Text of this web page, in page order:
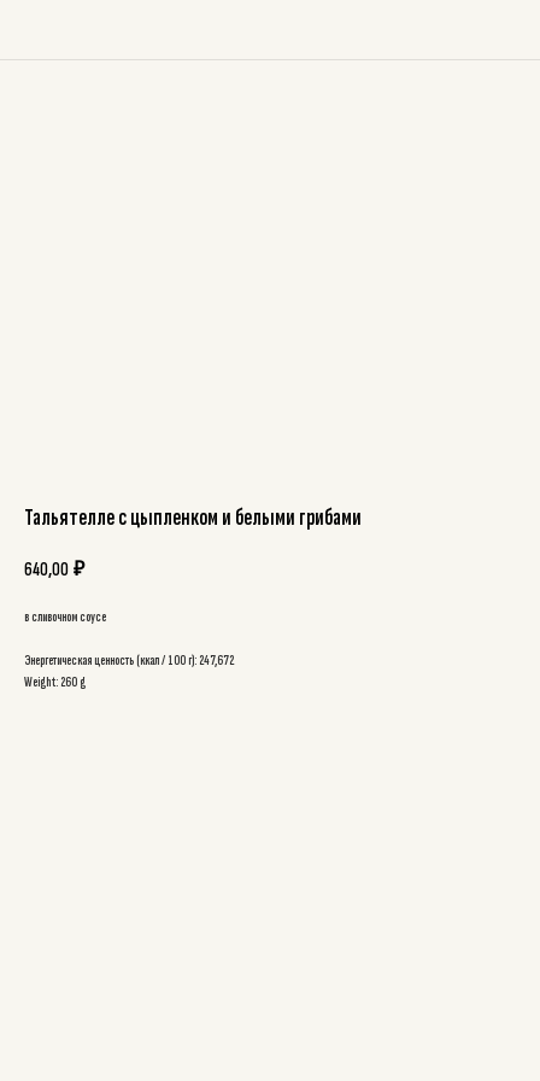
Тальятелле с цыпленком и белыми грибами
640,00 ₽
в сливочном соусе
Энергетическая ценность (ккал / 100 г): 247,672
Weight: 260 g